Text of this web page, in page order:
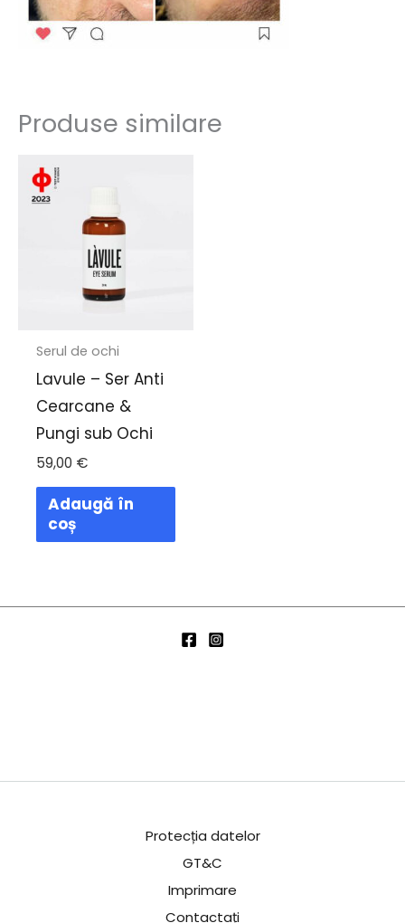
Produse similare
Serul de ochi
Lavule – Ser Anti
Cearcane &
Pungi sub Ochi
59,00 €
Adaugă în
coș
Protecția datelor
GT&C
Imprimare
Contactați